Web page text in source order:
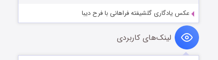
عکس یادگاری گلشيفته فراهانی با فرح دیبا
لینک‌های کاربردی